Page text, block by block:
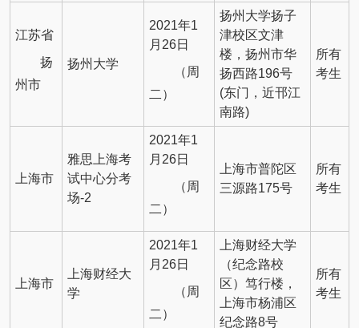
江苏省
扬
州市
扬州大学
2021年1
月26日
（周
二）
扬州大学扬子
津校区文津
楼，扬州市华
扬西路196号
(东门，近邗江
南路)
所有
考生
上海市
雅思上海考
试中心分考
场-2
2021年1
月26日
（周
二）
上海市普陀区
三源路175号
所有
考生
上海市
上海财经大
学
2021年1
月26日
（周
二）
上海财经大学
（纪念路校
区）笃行楼，
上海市杨浦区
纪念路8号
所有
考生